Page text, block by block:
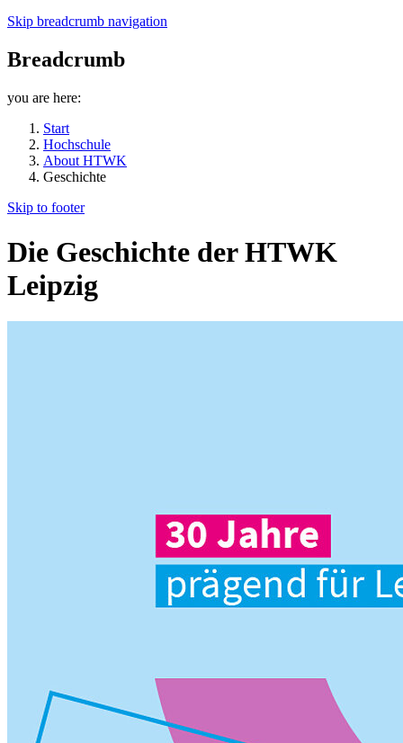
Skip breadcrumb navigation
Breadcrumb
you are here:
Start
Hochschule
About HTWK
Geschichte
Skip to footer
Die Geschichte der HTWK
Leipzig